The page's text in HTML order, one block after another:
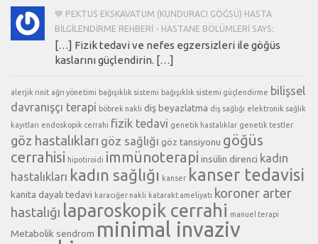
💙 PEKTUS EKSKAVATUM (KUNDURACI GÖĞSÜ) HASTA
BILGILENDIRME REHBERI - HASTANE BÖLÜMLERI SAYS:
[…] Fizik tedavi ve nefes egzersizleri ile göğüs
kaslarını güçlendirin. […]
alerjik rinit ağrı yönetimi bağışıklık sistemi bağışıklık sistemi güçlendirme bilişsel
davranışçı terapi böbrek nakli diş beyazlatma diş sağlığı elektronik sağlık
kayıtları endoskopik cerrahi fizik tedavi genetik hastalıklar genetik testler
göz hastalıkları göz sağlığı göz tansiyonu göğüs
cerrahisi hipotiroidi immünoterapi insülin direnci kadın
hastalıkları kadın sağlığı kanser kanser tedavisi
kanıta dayalı tedavi karaciğer nakli katarakt ameliyatı koroner arter
hastalığı laparoskopik cerrahi manuel terapi
Metabolik sendrom minimal invaziv